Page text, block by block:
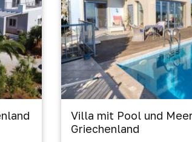
Villa mit Pool und
Griechenland